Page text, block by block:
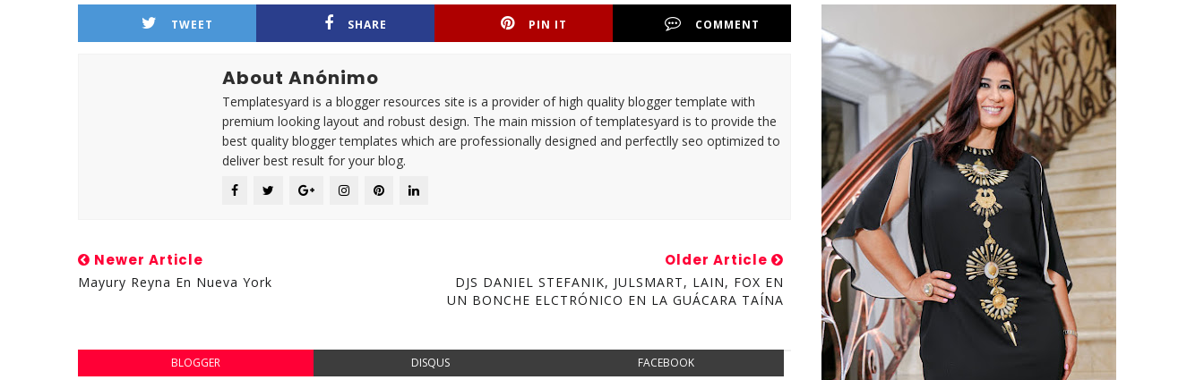
TWEET SHARE PIN IT COMMENT
About Anónimo
Templatesyard is a blogger resources site is a provider of high quality blogger template with
premium looking layout and robust design. The main mission of templatesyard is to provide the
best quality blogger templates which are professionally designed and perfectlly seo optimized to
deliver best result for your blog.
Newer Article
Mayury Reyna En Nueva York
Older Article
DJS DANIEL STEFANIK, JULSMART, LAIN, FOX EN
UN BONCHE ELCTRÓNICO EN LA GUÁCARA TAÍNA
BLOGGER DISQUS FACEBOOK